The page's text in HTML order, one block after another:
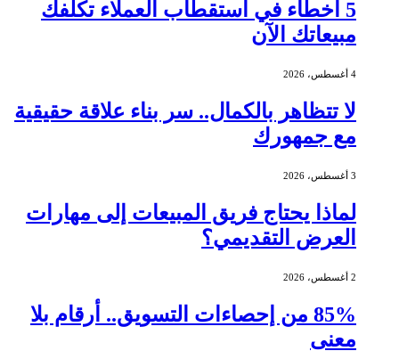
5 أخطاء في استقطاب العملاء تكلفك
مبيعاتك الآن
4 أغسطس، 2026
لا تتظاهر بالكمال.. سر بناء علاقة حقيقية
مع جمهورك
3 أغسطس، 2026
لماذا يحتاج فريق المبيعات إلى مهارات
العرض التقديمي؟
2 أغسطس، 2026
85% من إحصاءات التسويق.. أرقام بلا
معنى